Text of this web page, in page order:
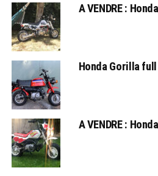
A VENDRE :
Honda Gorilla
A VENDRE :